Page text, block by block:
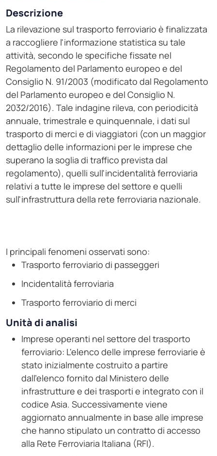
Descrizione
La rilevazione sul trasporto ferroviario è finalizzata
a raccogliere l'informazione statistica su tale
attività, secondo le specifiche fissate nel
Regolamento del Parlamento europeo e del
Consiglio N. 91/2003 (modificato dal Regolamento
del Parlamento europeo e del Consiglio N.
2032/2016). Tale indagine rileva, con periodicità
annuale, trimestrale e quinquennale, i dati sul
trasporto di merci e di viaggiatori (con un maggior
dettaglio delle informazioni per le imprese che
superano la soglia di traffico prevista dal
regolamento), quelli sull'incidentalità ferroviaria
relativi a tutte le imprese del settore e quelli
sull'infrastruttura della rete ferroviaria nazionale.
I principali fenomeni osservati sono:
Trasporto ferroviario di passeggeri
Incidentalità ferroviaria
Trasporto ferroviario di merci
Unità di analisi
Imprese operanti nel settore del trasporto
ferroviario: L'elenco delle imprese ferroviarie è
stato inizialmente costruito a partire
dall'elenco fornito dal Ministero delle
infrastrutture e dei trasporti e integrato con il
codice Asia. Successivamente viene
aggiornato annualmente in base alle imprese
che hanno stipulato un contratto di accesso
alla Rete Ferroviaria Italiana (RFI).